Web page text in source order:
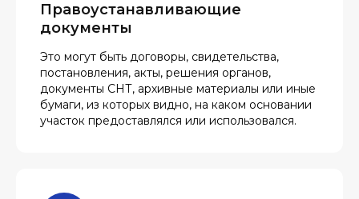
Правоустанавливающие
документы
Это могут быть договоры, свидетельства,
постановления, акты, решения органов,
документы СНТ, архивные материалы или иные
бумаги, из которых видно, на каком основании
участок предоставлялся или использовался.